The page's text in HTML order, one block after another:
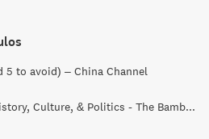
of rural regions, the
villages, and the hope for
agricultural areas. This
provides a unique
5 to avoid) – China Channel
25 BEST Books on China: History, Culture, & Politics - The Bamboo Traveler